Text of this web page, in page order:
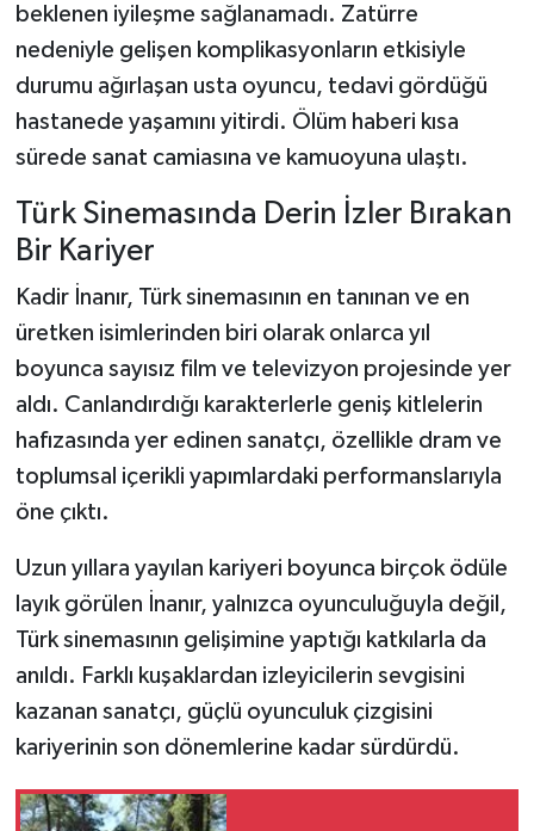
beklenen iyileşme sağlanamadı. Zatürre
nedeniyle gelişen komplikasyonların etkisiyle
durumu ağırlaşan usta oyuncu, tedavi gördüğü
hastanede yaşamını yitirdi. Ölüm haberi kısa
sürede sanat camiasına ve kamuoyuna ulaştı.
Türk Sinemasında Derin İzler Bırakan
Bir Kariyer
Kadir İnanır, Türk sinemasının en tanınan ve en
üretken isimlerinden biri olarak onlarca yıl
boyunca sayısız film ve televizyon projesinde yer
aldı. Canlandırdığı karakterlerle geniş kitlelerin
hafızasında yer edinen sanatçı, özellikle dram ve
toplumsal içerikli yapımlardaki performanslarıyla
öne çıktı.
Uzun yıllara yayılan kariyeri boyunca birçok ödüle
layık görülen İnanır, yalnızca oyunculuğuyla değil,
Türk sinemasının gelişimine yaptığı katkılarla da
anıldı. Farklı kuşaklardan izleyicilerin sevgisini
kazanan sanatçı, güçlü oyunculuk çizgisini
kariyerinin son dönemlerine kadar sürdürdü.